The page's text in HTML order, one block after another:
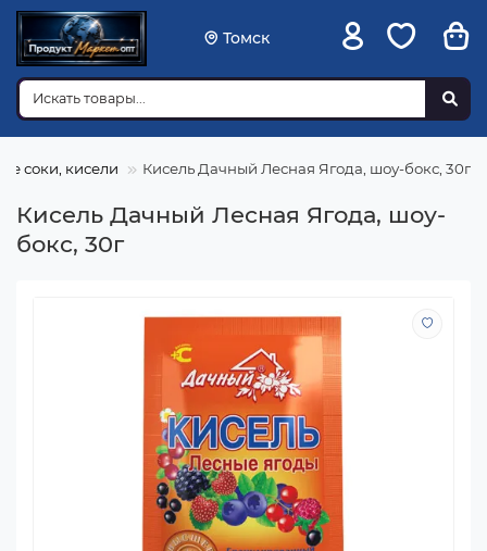
Томск
соки, кисели Кисель Дачный Лесная Ягода, шоу-бокс, 30г
Кисель Дачный Лесная Ягода, шоу-
бокс, 30г